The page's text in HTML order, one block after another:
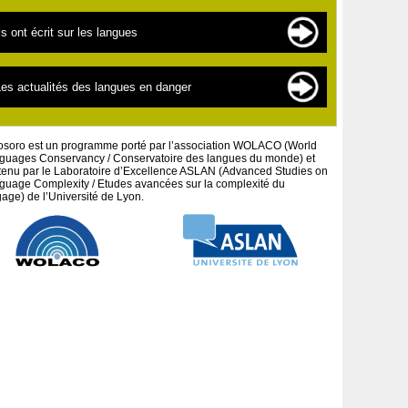
« nouvelles » langues
linguistique pour les débutants
sources de documentation
défense des peuples et cultures autochtones
projets artistiques
Ils ont écrit sur les langues
par thématiques
Les actualités des langues en danger
est un programme porté par l’association WOLACO (World
Conservancy / Conservatoire des langues du monde) et
par le Laboratoire d’Excellence ASLAN (Advanced Studies on
Complexity / Etudes avancées sur la complexité du
de l’Université de Lyon.